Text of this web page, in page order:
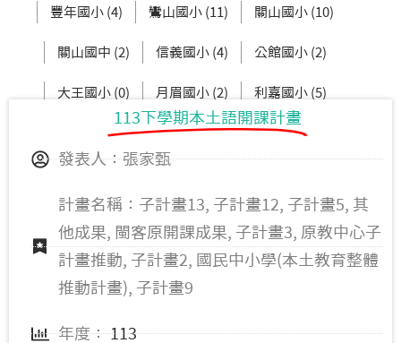
豐年國小 (4) 鸞山國小 (11) 關山國小 (10)
關山國中 (2) 信義國小 (4) 公館國小 (2)
大王國小 (0) 月眉國小 (2) 利嘉國小 (5)
新生國中 (3) 東大附小 (2)
113下學期本土語開課計畫
發表人：張家甄
計畫名稱：子計畫13, 子計畫12, 子計畫5, 其
他成果, 閩客原開課成果, 子計畫3, 原教中心子
計畫推動, 子計畫2, 國民中小學(本土教育整體
推動計畫), 子計畫9
年度： 113